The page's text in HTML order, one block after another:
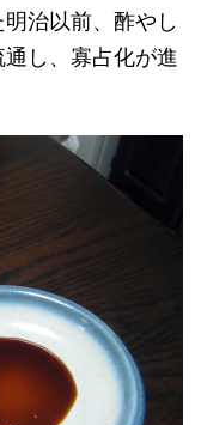
治以前、酢やし
し、寡占化が進